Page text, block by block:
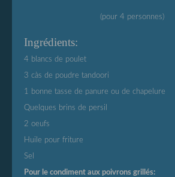
(pour 4 personnes)
Ingrédients:
4 blancs de poulet
3 càs de poudre tandoori
1 bonne tasse de panure ou de chapelure
Quelques brins de persil
2 oeufs
Huile pour friture
Sel
Pour le condiment aux poivrons grillés: